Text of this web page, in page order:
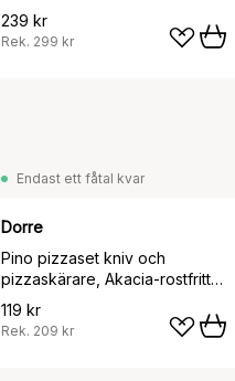
239 kr
Rek. 299 kr
Endast ett fåtal kvar
Dorre
Pino pizzaset kniv och
pizzaskärare, Akacia-rostfritt
stål
119 kr
Rek. 209 kr